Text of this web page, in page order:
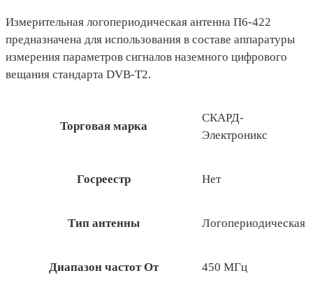
Измерительная логопериодическая антенна П6-422
предназначена для использования в составе аппаратуры
измерения параметров сигналов наземного цифрового
вещания стандарта DVB-T2.
Торговая марка
СКАРД-
Электроникс
Госреестр Нет
Тип антенны Логопериодическая
Диапазон частот От 450 МГц